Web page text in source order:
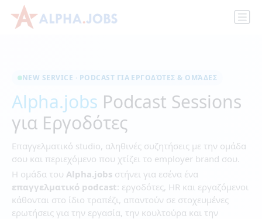
NEW SERVICE · PODCAST ΓΙΑ ΕΡΓΟΔΌΤΕΣ & ΟΜΆΔΕΣ
Alpha.jobs Podcast Sessions
για Εργοδότες
Επαγγελματικό studio, αληθινές συζητήσεις με την ομάδα
σου και περιεχόμενο που χτίζει το employer brand σου.
Η ομάδα του Alpha.jobs στήνει για εσένα ένα
επαγγελματικό podcast: εργοδότες, HR και εργαζόμενοι
κάθονται στο ίδιο τραπέζι, απαντούν σε στοχευμένες
ερωτήσεις για την εργασία, την κουλτούρα και την